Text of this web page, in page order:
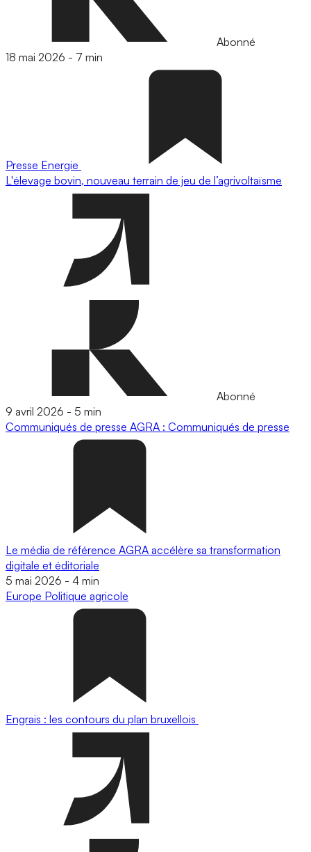
Abonné
18 mai 2026 - 7 min
Presse Energie
L'élevage bovin, nouveau terrain de jeu de l’agrivoltaïsme
Abonné
9 avril 2026 - 5 min
Communiqués de presse AGRA : Communiqués de presse
Le média de référence AGRA accélère sa transformation
digitale et éditoriale
5 mai 2026 - 4 min
Europe Politique agricole
Engrais : les contours du plan bruxellois